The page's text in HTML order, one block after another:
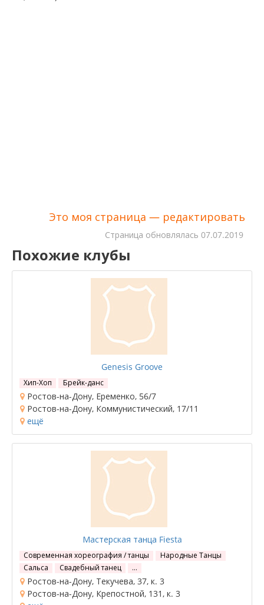
Это моя страница — редактировать
Cтраница обновлялась 07.07.2019
Похожие клубы
Genesis Groove
Хип-Хоп Брейк-данс
Ростов-на-Дону, Еременко, 56/7
Ростов-на-Дону, Коммунистический, 17/11
ещё
Мастерская танца Fiesta
Современная хореография / танцы
Народные Танцы
Сальса
Свадебный танец …
Ростов-на-Дону, Текучева, 37, к. 3
Ростов-на-Дону, Крепостной, 131, к. 3